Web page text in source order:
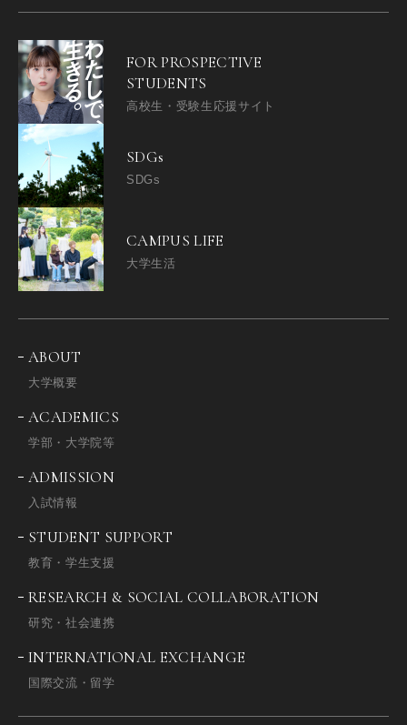
FOR PROSPECTIVE
STUDENTS
高校生・受験生応援サイト
SDGs
SDGs
CAMPUS LIFE
大学生活
ABOUT
大学概要
ACADEMICS
学部・大学院等
ADMISSION
入試情報
STUDENT SUPPORT
教育・学生支援
RESEARCH & SOCIAL COLLABORATION
研究・社会連携
INTERNATIONAL EXCHANGE
国際交流・留学